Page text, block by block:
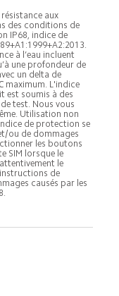
aux
des conditions de
IP68, indice de
à l’eau incluent
une profondeur de
un delta de
maximum. L'indice
est soumis à des
test. Nous vous
Utilisation non
de protection se
ou de dommages
les boutons
SIM lorsque le
le
de
causés par les